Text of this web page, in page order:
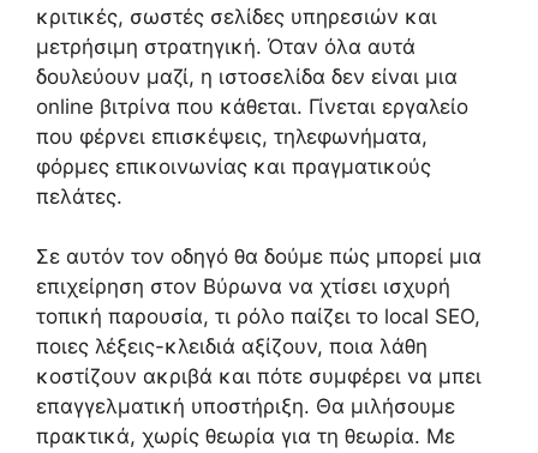
κριτικές, σωστές σελίδες υπηρεσιών και
μετρήσιμη στρατηγική. Όταν όλα αυτά
δουλεύουν μαζί, η ιστοσελίδα δεν είναι μια
online βιτρίνα που κάθεται. Γίνεται εργαλείο
που φέρνει επισκέψεις, τηλεφωνήματα,
φόρμες επικοινωνίας και πραγματικούς
πελάτες.
Σε αυτόν τον οδηγό θα δούμε πώς μπορεί μια
επιχείρηση στον Βύρωνα να χτίσει ισχυρή
τοπική παρουσία, τι ρόλο παίζει το local SEO,
ποιες λέξεις-κλειδιά αξίζουν, ποια λάθη
κοστίζουν ακριβά και πότε συμφέρει να μπει
επαγγελματική υποστήριξη. Θα μιλήσουμε
πρακτικά, χωρίς θεωρία για τη θεωρία. Με